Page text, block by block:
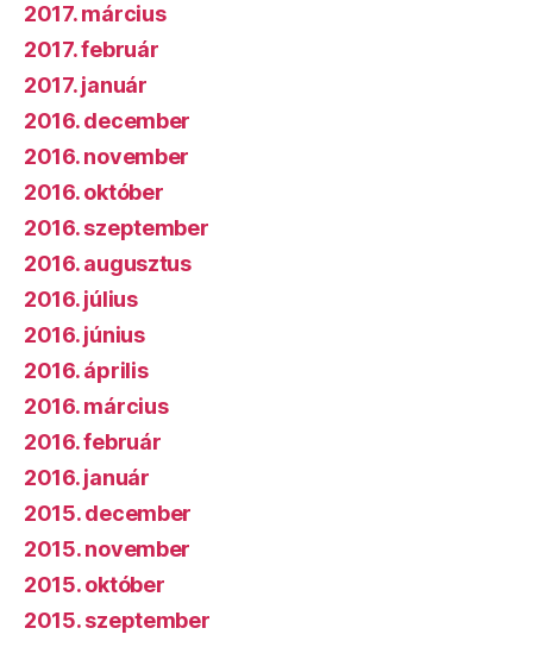
2017. március
2017. február
2017. január
2016. december
2016. november
2016. október
2016. szeptember
2016. augusztus
2016. július
2016. június
2016. április
2016. március
2016. február
2016. január
2015. december
2015. november
2015. október
2015. szeptember